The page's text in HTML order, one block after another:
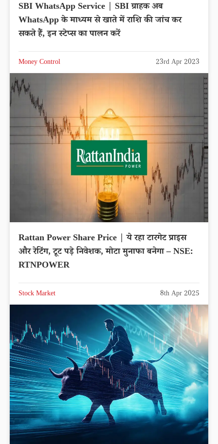
SBI WhatsApp Service | SBI ग्राहक अब
WhatsApp के माध्यम से खाते में राशि की जांच कर
सकते हैं, इन स्टेप्स का पालन करें
Money Control 23rd Apr 2023
Rattan Power Share Price | ये रहा टारगेट प्राइस
और रेटिंग, टूट पड़े निवेशक, मोटा मुनाफा बनेगा – NSE:
RTNPOWER
Stock Market 8th Apr 2025